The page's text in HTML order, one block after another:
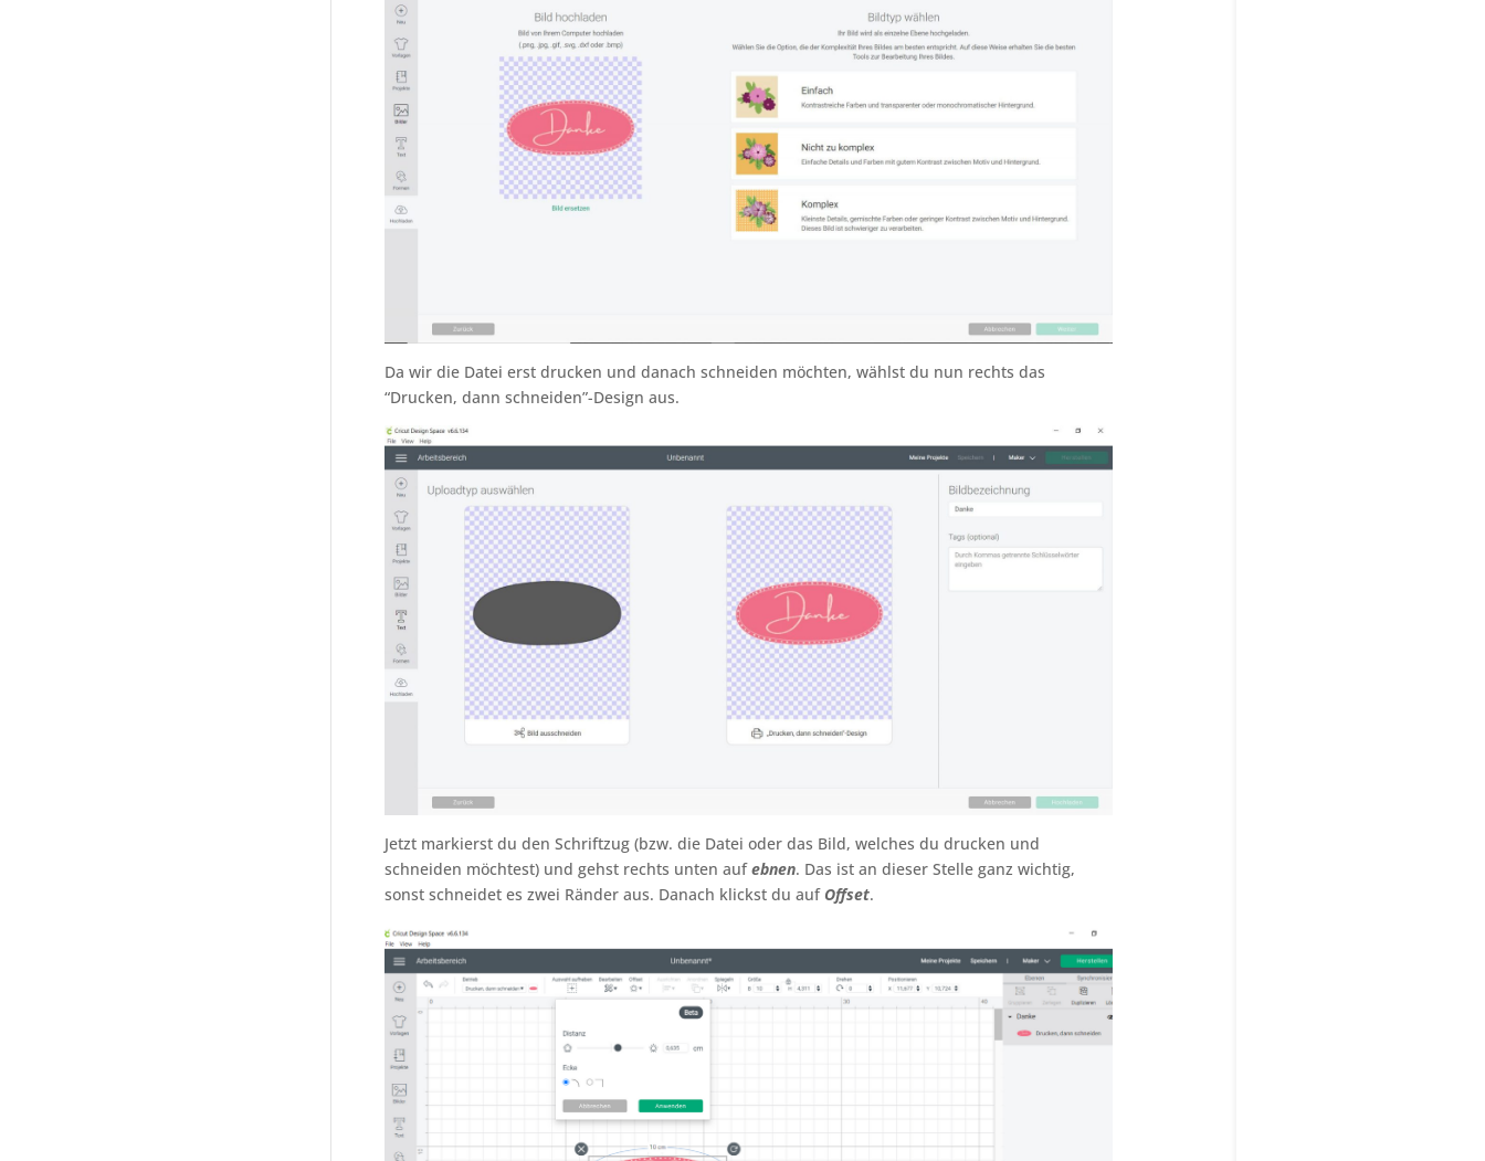
Da wir die Datei erst drucken und danach schneiden möchten, wählst du nun rechts das
“Drucken, dann schneiden”-Design aus.
Jetzt markierst du den Schriftzug (bzw. die Datei oder das Bild, welches du drucken und
schneiden möchtest) und gehst rechts unten aufebnen. Das ist an dieser Stelle ganz wichtig,
sonst schneidet es zwei Ränder aus. Danach klickst du auf Offset.